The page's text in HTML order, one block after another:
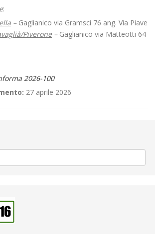
:
– Gaglianico via Gramsci 76 ang. Via Piave
Piverone– Gaglianico via Matteotti 64
2026-100
27 aprile 2026